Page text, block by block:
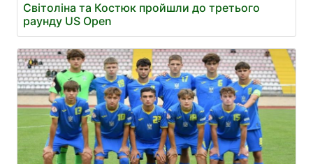
Світоліна та Костюк пройшли до третього
раунду US Open